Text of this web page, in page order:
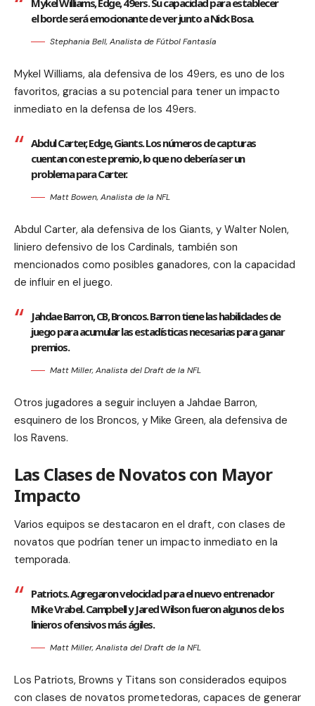
el borde será emocionante de ver junto a Nick Bosa.
Stephania Bell, Analista de Fútbol Fantasía
Mykel Williams, ala defensiva de los 49ers, es uno de los
favoritos, gracias a su potencial para tener un impacto
inmediato en la defensa de los 49ers.
Abdul Carter, Edge, Giants. Los números de capturas
cuentan con este premio, lo que no debería ser un
problema para Carter.
Matt Bowen, Analista de la NFL
Abdul Carter, ala defensiva de los Giants, y Walter Nolen,
liniero defensivo de los Cardinals, también son
mencionados como posibles ganadores, con la capacidad
de influir en el juego.
Jahdae Barron, CB, Broncos. Barron tiene las habilidades de
juego para acumular las estadísticas necesarias para ganar
premios.
Matt Miller, Analista del Draft de la NFL
Otros jugadores a seguir incluyen a Jahdae Barron,
esquinero de los Broncos, y Mike Green, ala defensiva de
los Ravens.
Las Clases de Novatos con Mayor
Impacto
Varios equipos se destacaron en el draft, con clases de
novatos que podrían tener un impacto inmediato en la
temporada.
Patriots. Agregaron velocidad para el nuevo entrenador
Mike Vrabel. Campbell y Jared Wilson fueron algunos de los
linieros ofensivos más ágiles.
Matt Miller, Analista del Draft de la NFL
Los Patriots, Browns y Titans son considerados equipos
con clases de novatos prometedoras, capaces de generar